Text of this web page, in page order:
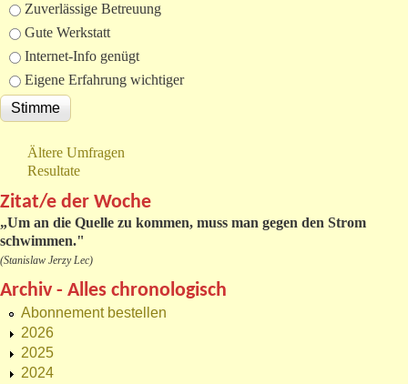
Zuverlässige Betreuung
Gute Werkstatt
Internet-Info genügt
Eigene Erfahrung wichtiger
Ältere Umfragen
Resultate
Zitat/e der Woche
„Um an die Quelle zu kommen, muss man gegen den Strom
schwimmen."
(Stanislaw Jerzy Lec)
Archiv - Alles chronologisch
Abonnement bestellen
2026
2025
2024